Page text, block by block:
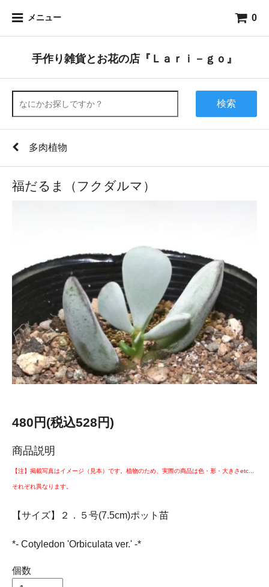
メニュー 0
手作り雑貨とお花の店『Ｌａｒｉ－ｇｏ』
検索
多肉植物
福だるま（フクダルマ）
480円(税込528円)
商品説明
【注】掲載写真はイメージ（見本）です。植物のため、実際の商品は色・形・大きさetc...
それぞれ異なります。
【サイズ】２．５号(7.5cm)ポット苗
*- Cotyledon 'Orbiculata ver.' -*
個数